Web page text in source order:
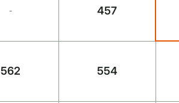
- 457
562 554